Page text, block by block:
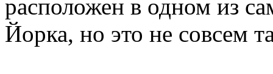
расположен в одном из
Йорка, но это не совсем